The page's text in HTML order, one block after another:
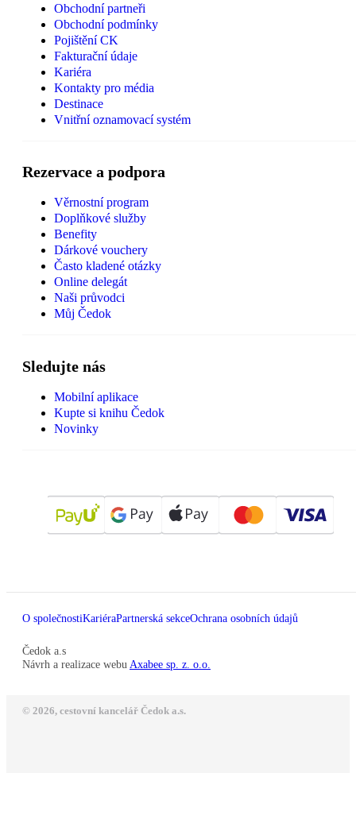
Obchodní partneři
Obchodní podmínky
Pojištění CK
Fakturační údaje
Kariéra
Kontakty pro média
Destinace
Vnitřní oznamovací systém
Rezervace a podpora
Věrnostní program
Doplňkové služby
Benefity
Dárkové vouchery
Často kladené otázky
Online delegát
Naši průvodci
Můj Čedok
Sledujte nás
Mobilní aplikace
Kupte si knihu Čedok
Novinky
O společnostiKariéraPartnerská sekceOchrana osobních údajů
Čedok a.s
Návrh a realizace webu Axabee sp. z. o.o.
© 2026, cestovní kancelář Čedok a.s.